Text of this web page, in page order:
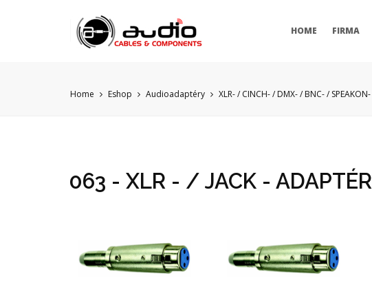
HOME FIRMA
Home Eshop Audioadaptéry XLR- / CINCH- / DMX- / BNC- / SPEAKON-
063 - XLR - / JACK - ADAPTÉR